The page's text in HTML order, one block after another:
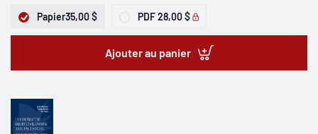
Papier35,00 $ PDF28,00 $
Ajouter au panier